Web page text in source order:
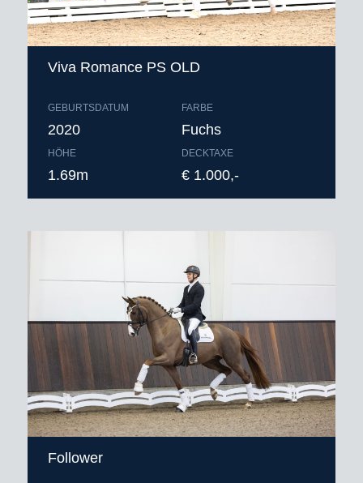
Viva Romance PS OLD
GEBURTSDATUM
2020
HÖHE
1.69m
FARBE
Fuchs
DECKTAXE
€ 1.000,-
Follower